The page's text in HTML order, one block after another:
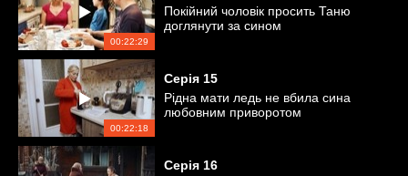
00:22:29
Покійний чоловік просить Таню
доглянути за сином
00:22:18
Серія 15
Рідна мати ледь не вбила сина
любовним приворотом
Серія 16